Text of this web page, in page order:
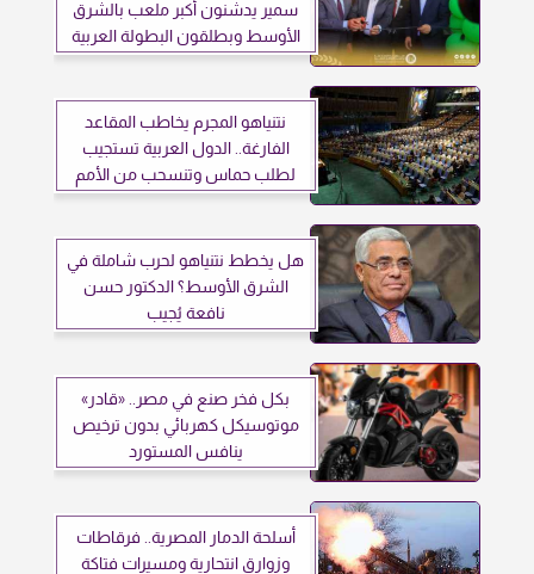
سمير يدشنون أكبر ملعب بالشرق
الأوسط وبطلقون البطولة العربية
نتنياهو المجرم يخاطب المقاعد
الفارغة.. الدول العربية تستجيب
لطلب حماس وتنسحب من الأمم
هل يخطط نتنياهو لحرب شاملة في
الشرق الأوسط؟ الدكتور حسن
نافعة يُجيب
بكل فخر صنع في مصر.. «قادر»
موتوسيكل كهربائي بدون ترخيص
ينافس المستورد
أسلحة الدمار المصرية.. فرقاطات
وزوارق انتحارية ومسيرات فتاكة